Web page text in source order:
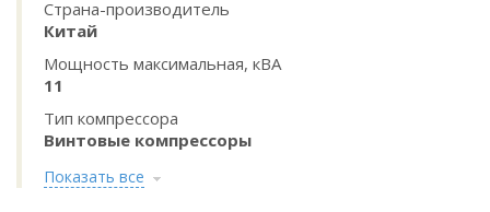
Страна-производитель
Китай
Мощность максимальная, кВА
11
Тип компрессора
Винтовые компрессоры
Показать все